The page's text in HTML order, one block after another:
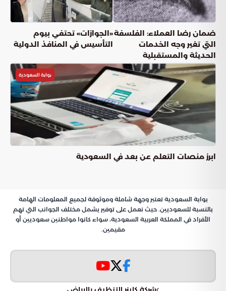
ضمان رضا العملاء: الفلسفة
التي تغير وجه الخدمات
الحديثة والمستقبلية
«الجوازات» تحتفي بيوم
التأسيس في المنافذ الدولية
بوابة السعودية
ابرز منصات التعلم عن بعد في السعودية
بوابة السعودية تعتبر وجهة شاملة وموثوقة لجميع المعلومات الهامة
بالنسبة للسعوديين. حيث نعمل على توفير يشمل مختلف الجوانب التي تهم
الأفراد في المملكة العربية السعودية، سواء كانوا مواطنين سعوديين أو
مقيمين.